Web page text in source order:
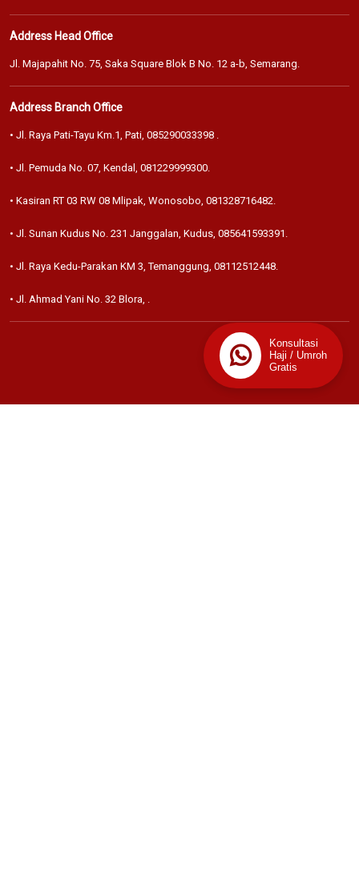
Address Head Office
Jl. Majapahit No. 75, Saka Square Blok B No. 12 a-b, Semarang.
Address Branch Office
• Jl. Raya Pati-Tayu Km.1, Pati, 085290033398
• Jl. Pemuda No. 07, Kendal, 081229999300
• Kasiran RT 03 RW 08 Mlipak, Wonosobo, 081328716482
• Jl. Sunan Kudus No. 231 Janggalan, Kudus, 085641593391
• Jl. Raya Kedu-Parakan KM 3, Temanggung, 08112512448
• Jl. Ahmad Yani No. 32 Blora,
Konsultasi
Haji / Umroh
Gratis